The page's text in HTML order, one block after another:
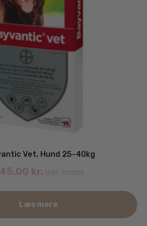
Vet. Hund 25-40kg
kr. inkl. moms
Læs mere